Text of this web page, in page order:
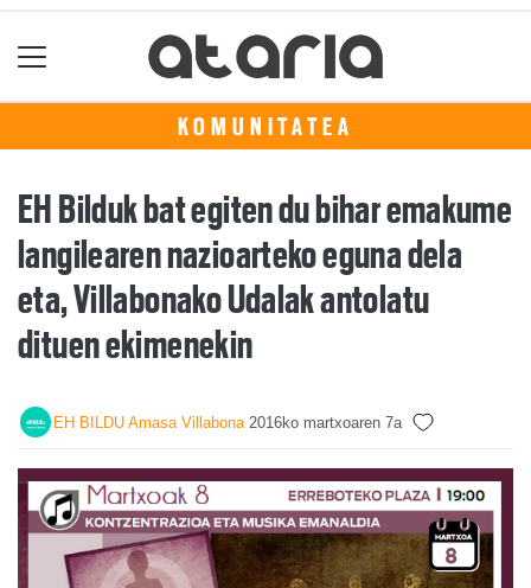
KOMUNITATEA
EH Bilduk bat egiten du bihar emakume
langilearen nazioarteko eguna dela
eta, Villabonako Udalak antolatu
dituen ekimenekin
EH BILDU Amasa Villabona 2016ko martxoaren 7a